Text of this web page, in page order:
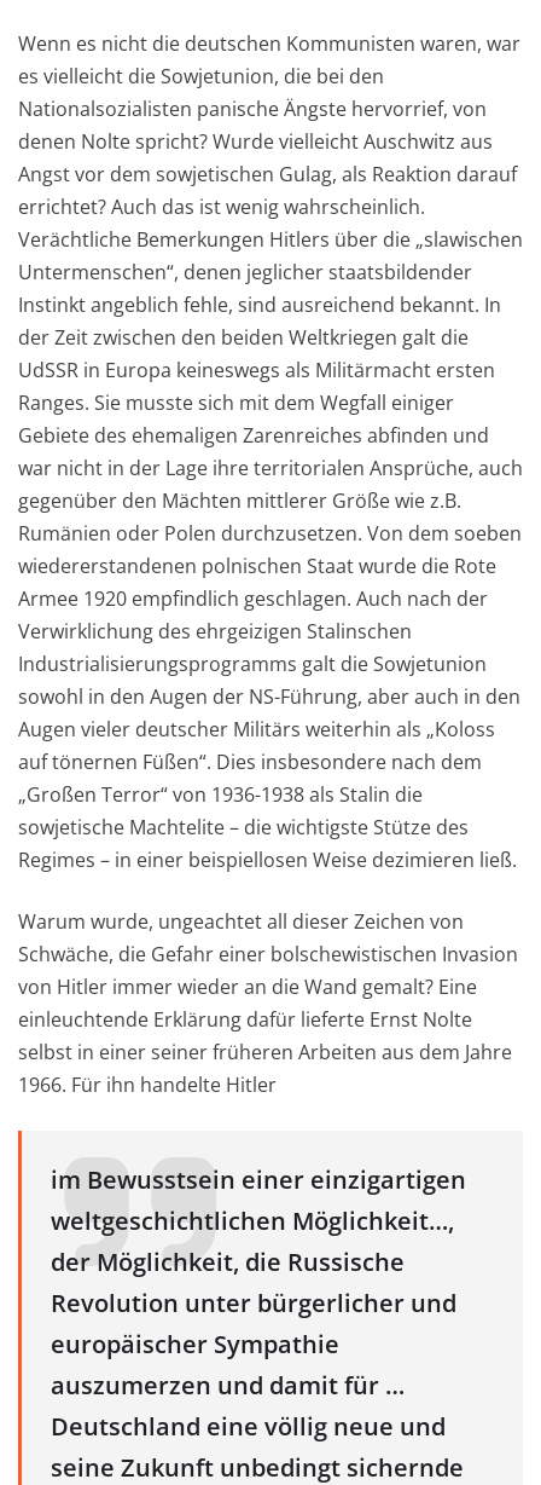
Wenn es nicht die deutschen Kommunisten waren, war
es vielleicht die Sowjetunion, die bei den
Nationalsozialisten panische Ängste hervorrief, von
denen Nolte spricht? Wurde vielleicht Auschwitz aus
Angst vor dem sowjetischen Gulag, als Reaktion darauf
errichtet? Auch das ist wenig wahrscheinlich.
Verächtliche Bemerkungen Hitlers über die „slawischen
Untermenschen“, denen jeglicher staatsbildender
Instinkt angeblich fehle, sind ausreichend bekannt. In
der Zeit zwischen den beiden Weltkriegen galt die
UdSSR in Europa keineswegs als Militärmacht ersten
Ranges. Sie musste sich mit dem Wegfall einiger
Gebiete des ehemaligen Zarenreiches abfinden und
war nicht in der Lage ihre territorialen Ansprüche, auch
gegenüber den Mächten mittlerer Größe wie z.B.
Rumänien oder Polen durchzusetzen. Von dem soeben
wiedererstandenen polnischen Staat wurde die Rote
Armee 1920 empfindlich geschlagen. Auch nach der
Verwirklichung des ehrgeizigen Stalinschen
Industrialisierungsprogramms galt die Sowjetunion
sowohl in den Augen der NS-Führung, aber auch in den
Augen vieler deutscher Militärs weiterhin als „Koloss
auf tönernen Füßen“. Dies insbesondere nach dem
„Großen Terror“ von 1936-1938 als Stalin die
sowjetische Machtelite – die wichtigste Stütze des
Regimes – in einer beispiellosen Weise dezimieren ließ.
Warum wurde, ungeachtet all dieser Zeichen von
Schwäche, die Gefahr einer bolschewistischen Invasion
von Hitler immer wieder an die Wand gemalt? Eine
einleuchtende Erklärung dafür lieferte Ernst Nolte
selbst in einer seiner früheren Arbeiten aus dem Jahre
1966. Für ihn handelte Hitler
im Bewusstsein einer einzigartigen
weltgeschichtlichen Möglichkeit…,
der Möglichkeit, die Russische
Revolution unter bürgerlicher und
europäischer Sympathie
auszumerzen und damit für …
Deutschland eine völlig neue und
seine Zukunft unbedingt sichernde